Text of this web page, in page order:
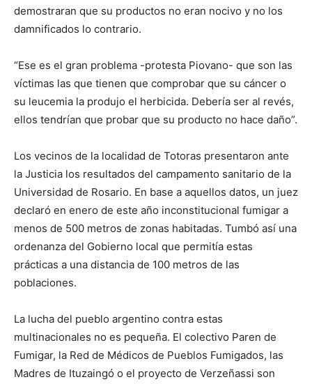
demostraran que su productos no eran nocivo y no los
damnificados lo contrario.
“Ese es el gran problema -protesta Piovano- que son las
víctimas las que tienen que comprobar que su cáncer o
su leucemia la produjo el herbicida. Debería ser al revés,
ellos tendrían que probar que su producto no hace daño”.
Los vecinos de la localidad de Totoras presentaron ante
la Justicia los resultados del campamento sanitario de la
Universidad de Rosario. En base a aquellos datos, un juez
declaró en enero de este año inconstitucional fumigar a
menos de 500 metros de zonas habitadas. Tumbó así una
ordenanza del Gobierno local que permitía estas
prácticas a una distancia de 100 metros de las
poblaciones.
La lucha del pueblo argentino contra estas
multinacionales no es pequeña. El colectivo Paren de
Fumigar, la Red de Médicos de Pueblos Fumigados, las
Madres de Ituzaingó o el proyecto de Verzeñassi son